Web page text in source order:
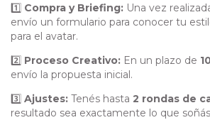
1️⃣ Compra y Briefing: Una vez
envío un formulario para conocer tu
para el avatar.
2️⃣ Proceso Creativo: En un plazo de
envío la propuesta inicial.
3️⃣ Ajustes: Tenés hasta 2 rondas de
resultado sea exactamente lo que